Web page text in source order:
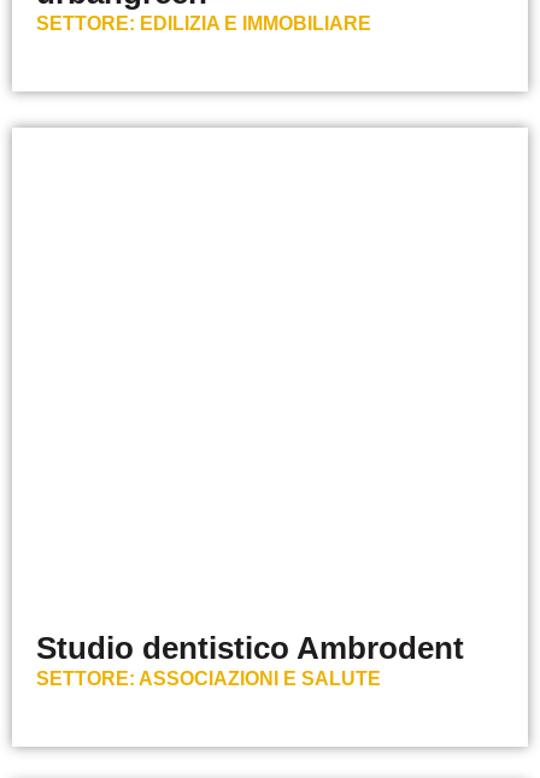
SETTORE: EDILIZIA E IMMOBILIARE
Studio dentistico Ambrodent
SETTORE: ASSOCIAZIONI E SALUTE